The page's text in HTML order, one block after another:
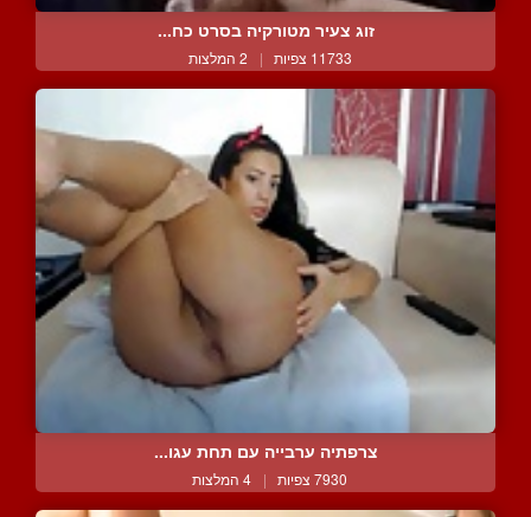
זוג צעיר מטורקיה בסרט כח...
11733 צפיות | 2 המלצות
צרפתיה ערבייה עם תחת עגו...
7930 צפיות | 4 המלצות